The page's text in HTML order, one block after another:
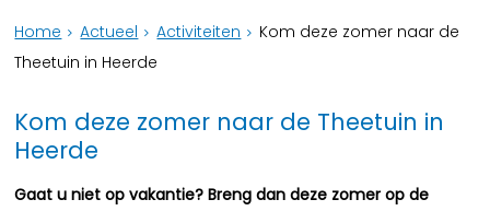
Home Actueel Activiteiten
Kom deze zomer naar de
Theetuin in Heerde
Kom deze zomer naar de Theetuin in
Heerde
Gaat u niet op vakantie? Breng dan deze zomer op de